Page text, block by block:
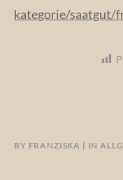
kategorie/saatgut/
BY FRANZISKA IN